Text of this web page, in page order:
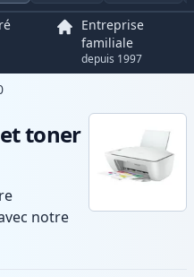
Entreprise
familiale
depuis 1997
toner
notre
et